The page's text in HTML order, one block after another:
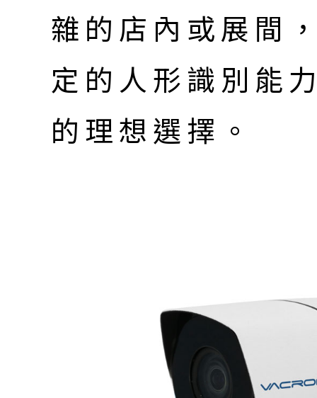
雜的店內或展間
定的人形識別能
的理想選擇。